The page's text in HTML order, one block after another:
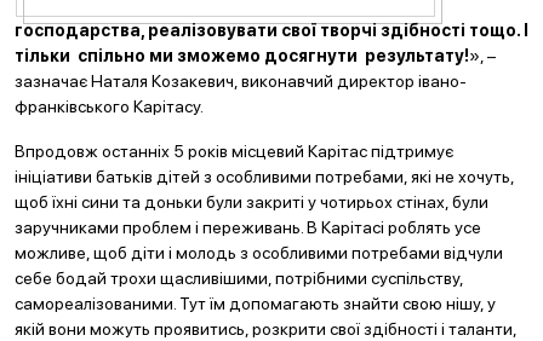
господарства, реалізовувати свої творчі здібності тощо. І
тільки спільно ми зможемо досягнути результату!», –
зазначає Наталя Козакевич, виконавчий директор івано-
франківського Карітасу.
Впродовж останніх 5 років місцевий Карітас підтримує
ініціативи батьків дітей з особливими потребами, які не хочуть,
щоб їхні сини та доньки були закриті у чотирьох стінах, були
заручниками проблем і переживань. В Карітасі роблять усе
можливе, щоб діти і молодь з особливими потребами відчули
себе бодай трохи щасливішими, потрібними суспільству,
самореалізованими. Тут їм допомагають знайти свою нішу, у
якій вони можуть проявитись, розкрити свої здібності і таланти,